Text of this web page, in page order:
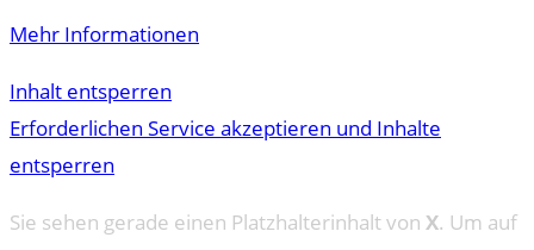
Mehr Informationen
Inhalt entsperren
Erforderlichen Service akzeptieren und Inhalte
entsperren
Sie sehen gerade einen Platzhalterinhalt von X. Um auf